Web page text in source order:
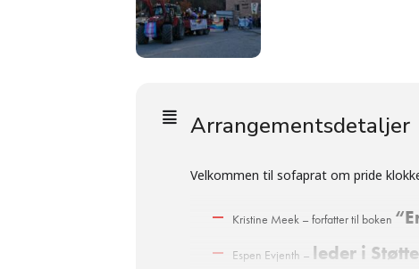
Arrangementsdetaljer
Velkommen til sofaprat om pride
Kristine Meek – forfatter til boken
Espen Evjenth – leder i